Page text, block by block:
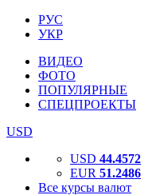
РУС
УКР
ВИДЕО
ФОТО
ПОПУЛЯРНЫЕ
СПЕЦПРОЕКТЫ
USD
USD 44.4572
EUR 51.2486
Все курсы валют